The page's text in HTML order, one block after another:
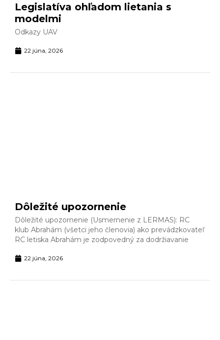
Legislatíva ohľadom lietania s
modelmi
Odkazy UAV
22 júna, 2026
Dôležité upozornenie
Dôležité upozornenie (Usmernenie z LERMAS): RC
klub Abrahám (všetci jeho členovia) ako prevádzkovateľ
RC letiska Abrahám je zodpovedný za dodržiavanie
22 júna, 2026